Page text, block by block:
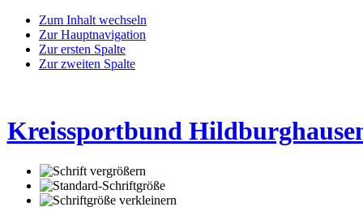
Zum Inhalt wechseln
Zur Hauptnavigation
Zur ersten Spalte
Zur zweiten Spalte
Kreissportbund